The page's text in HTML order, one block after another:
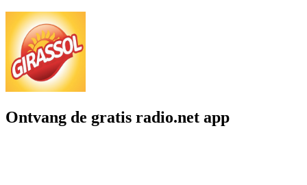
Ontvang de gratis radio.net app